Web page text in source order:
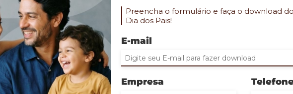
Preencha o formulário e faça o download
Dia dos Pais!
E-mail
Empresa
'01 Porta Objetos em Bambu com tampa giratória
Eabalagem: caixa preta
Gravação: Tampa
QUANTIDADE MINIMA: 30
INDIQUE ABAIXO DE 1 A 3 QUANTIDADES QUE DESEJA
(Clicando no sinal de + voce insere novos campos de quantidade)